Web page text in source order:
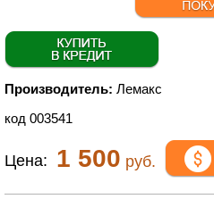
Производитель: Лемакс
код 003541
Цена: 1 500 руб.